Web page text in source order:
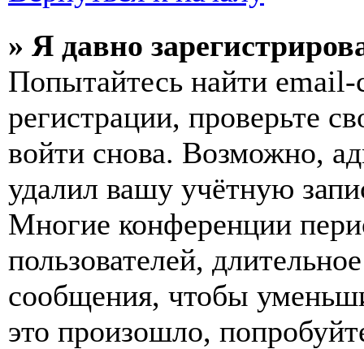
» Я давно
Попытайтесь найти
регистрации, проверьте
войти снова. Возможно,
удалил вашу учётную
Многие конференции
пользователей,
сообщения, чтобы
это произошло,